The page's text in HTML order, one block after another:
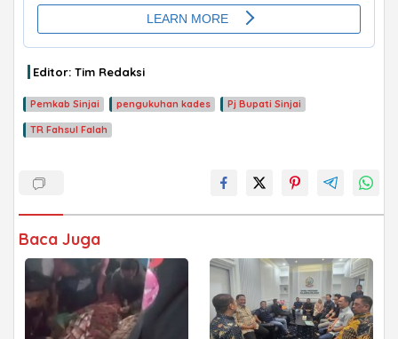
Editor: Tim Redaksi
Pemkab Sinjai pengukuhan kades Pj Bupati Sinjai
TR Fahsul Falah
Baca Juga